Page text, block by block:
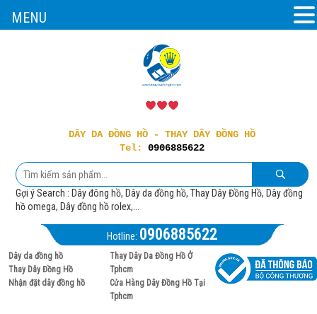
DÂY DA ĐỒNG HỒ - THAY DÂY ĐỒNG HỒ
Tel: 0906885622
Gợi ý Search : Dây đông hồ, Dây da đồng hồ, Thay Dây Đồng Hồ, Dây đồng
hồ omega, Dây đồng hồ rolex,...
Hotline: 0906885622
Dây da đồng hồ
Thay Dây Đồng Hồ
Nhận đặt dây đồng hồ
Thay Dây Da Đồng Hồ Ở
Tphcm
Cửa Hàng Dây Đồng Hồ Tại
Tphcm
MENU